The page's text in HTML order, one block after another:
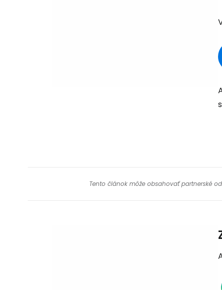
Tento článok môže obsahovať partnerské